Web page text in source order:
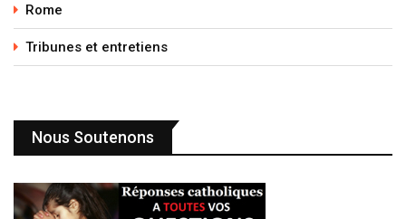
Rome
Tribunes et entretiens
Nous Soutenons